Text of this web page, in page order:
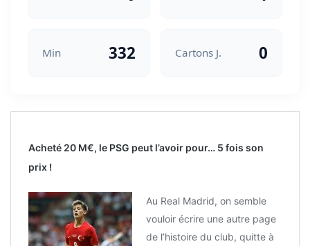
Min 332 Cartons J. 0
Acheté 20 M€, le PSG peut l’avoir pour… 5 fois son
prix !
Au Real Madrid, on semble
vouloir écrire une autre page
de l’histoire du club, quitte à